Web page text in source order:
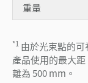
重量
*1 由於光束點的
產品使用的最大距
離為 500 mm。